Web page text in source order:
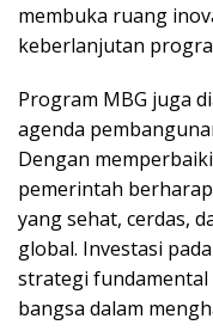
membuka ruang
keberlanjutan
Program MBG juga
agenda
Dengan
pemerintah
yang sehat, cerdas,
global. Investasi
strategi
bangsa dalam